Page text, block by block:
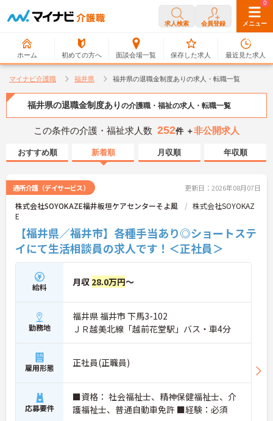
求人検索 会員登録 メニュー
ホーム 初めての方へ 面談会場一覧
0
保存した求人
0
最近見た求人
マイナビ介護職 福井県 福井県の退職金制度ありの求人・転職一覧
福井県の退職金制度あり の介護職・福祉の求人・転職一覧
この条件の介護・福祉求人数 252件 ＋非公開求人
おすすめ順 新着順 月収順 年収順
通所介護（デイサービス） 更新日：2026年08月07日
株式会社SOYOKAZE福井板垣ケアセンターそよ風
株式会社SOYOKAZ
E
【福井県／福井市】各種手当あり◎ショートステ
イにて生活相談員の求人です！＜正社員＞
給料 月収 28.0万円～
勤務地
福井県 福井市 下馬3-102
ＪＲ越美北線「越前花堂駅」バス・車4分
雇用形態 正社員(正職員)
応募要件
■資格： 社会福祉士、精神保健福祉士、介
護福祉士、普通自動車免許 ■経験：必須